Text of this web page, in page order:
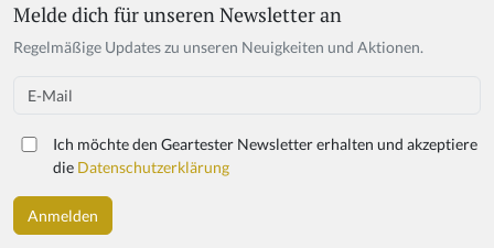
Melde dich für unseren Newsletter an
Regelmäßige Updates zu unseren Neuigkeiten und Aktionen.
Email
Ich möchte den Geartester Newsletter erhalten und akzeptiere
die Datenschutzerklärung